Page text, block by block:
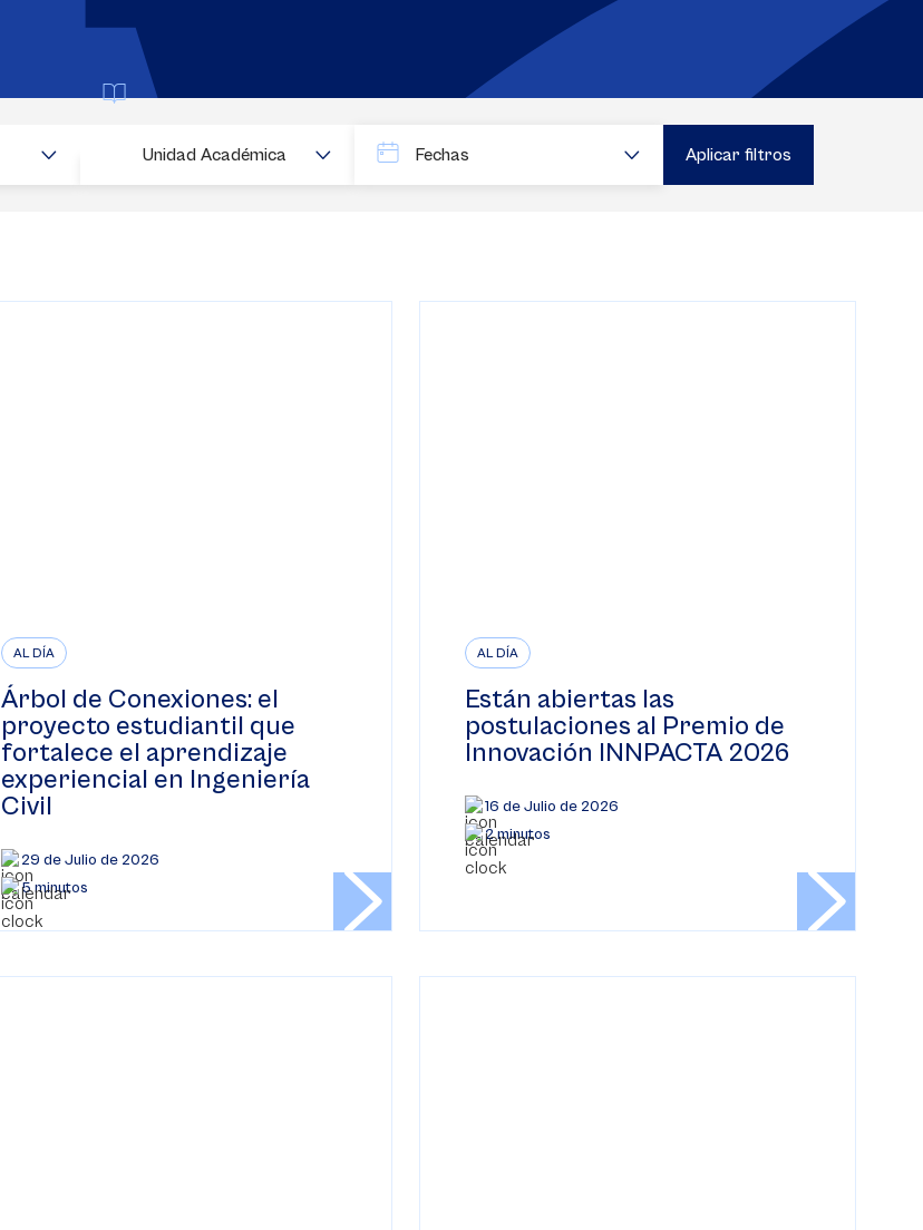
Unidad Académica
Fechas
Buscar
AL DÍA
Árbol de Conexiones: el
proyecto estudiantil que
fortalece el aprendizaje
experiencial en Ingeniería
Civil
29 de Julio de 2026
5 minutos
AL DÍA
Están abiertas las
postulaciones al Premio de
Innovación INNPACTA 2026
16 de Julio de 2026
2 minutos